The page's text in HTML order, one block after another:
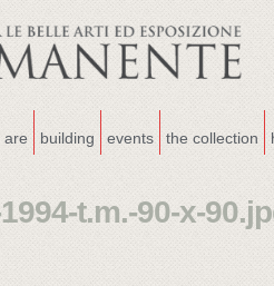
are building events the collection
t.m.-90-x-